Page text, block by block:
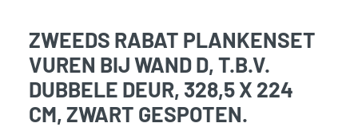
ZWEEDS RABAT PLANKENSET
VUREN BIJ WAND D, T.B.V.
DUBBELE DEUR, 328,5 X 224
CM, ZWART GESPOTEN.